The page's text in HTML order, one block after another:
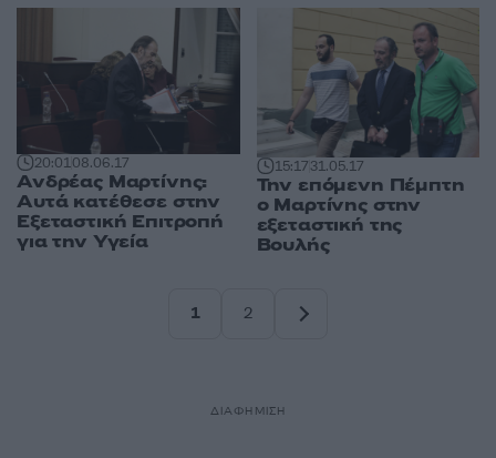
20:0108.06.17
Ανδρέας Μαρτίνης:
Αυτά κατέθεσε στην
Εξεταστική Επιτροπή
για την Υγεία
15:1731.05.17
Την επόμενη Πέμπτη
ο Μαρτίνης στην
εξεταστική της
Βουλής
1
2
ΔΙΑΦΗΜΙΣΗ